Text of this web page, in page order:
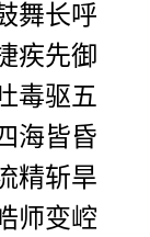
舞长呼
疾先御
毒驱五
海皆昏
精斩旱
师变崆